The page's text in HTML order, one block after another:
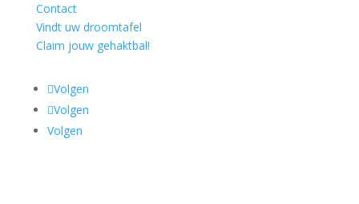
Contact
Vindt uw droomtafel
Claim jouw gehaktbal!
Volgen
Volgen
Volgen